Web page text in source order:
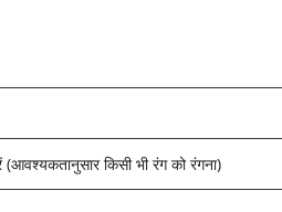
किसी भी रंग को रंगना)